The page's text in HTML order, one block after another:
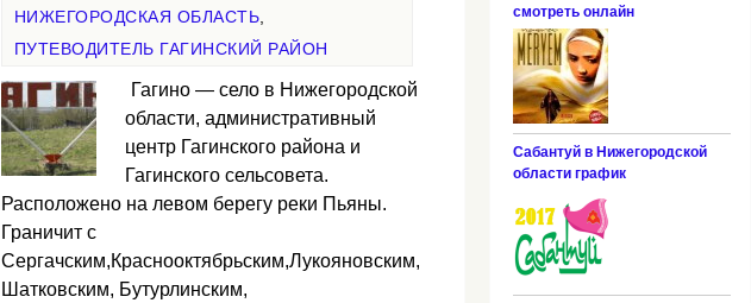
НИЖЕГОРОДСКАЯ ОБЛАСТЬ
ПУТЕВОДИТЕЛЬ ГАГИНСКИЙ РАЙОН
Гагино — село в Нижегородской
области, административный
центр Гагинского района и
Гагинского сельсовета.
Расположено на левом берегу реки Пьяны.
Граничит с
Сергачским,Краснооктябрьским,Лукояновским,
Шатковским, Бутурлинским,
смотреть онлайн
Сабантуй в Нижегородской
области график